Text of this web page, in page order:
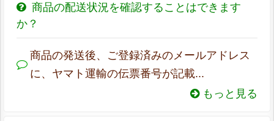
商品の配送状況を確認することはできます
か？
商品の発送後、ご登録済みのメールアドレス
に、ヤマト運輸の伝票番号が記載...
もっと見る